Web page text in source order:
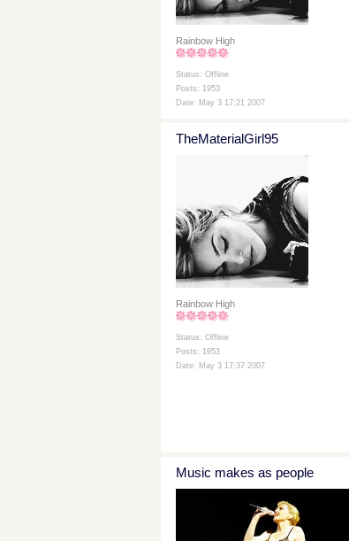
Rainbow High
Status: Offline
Posts: 1953
Date: May 3 17:21 2007
TheMaterialGirl95
Rainbow High
Status: Offline
Posts: 1953
Date: May 3 17:37 2007
Music makes as people